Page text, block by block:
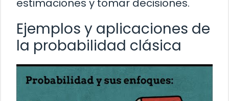
estimaciones y tomar decisiones.
Ejemplos y aplicaciones de
la probabilidad clásica